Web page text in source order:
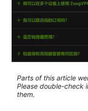
Parts of this article
Please double-check
them.